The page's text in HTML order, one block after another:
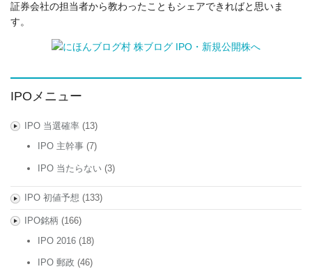
証券会社の担当者から教わったこともシェアできればと思いま
す。
IPOメニュー
IPO 当選確率(13)
IPO 主幹事 (7)
IPO 当たらない (3)
IPO 初値予想 (133)
IPO銘柄 (166)
IPO 2016 (18)
IPO 郵政 (46)